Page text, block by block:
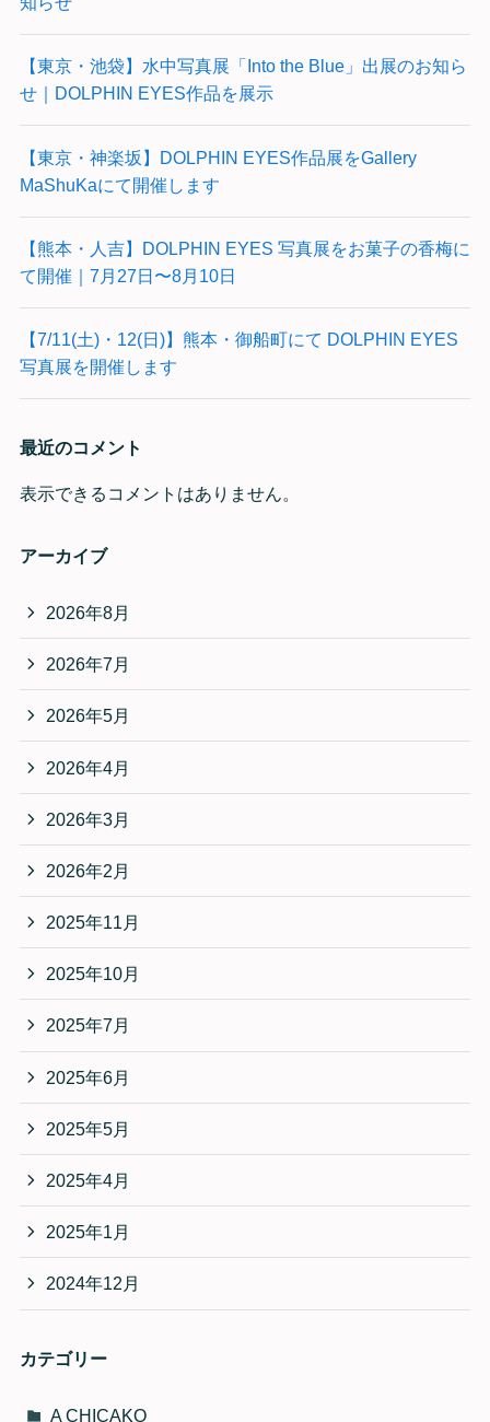
【東京・池袋】水中写真展「Into the Blue」出展のお知ら
せ｜DOLPHIN EYES作品を展示
【東京・神楽坂】DOLPHIN EYES作品展をGallery
MaShuKaにて開催します
【熊本・人吉】DOLPHIN EYES 写真展をお菓子の香梅に
て開催｜7月27日〜8月10日
【7/11(土)・12(日)】熊本・御船町にて DOLPHIN EYES
写真展を開催します
最近のコメント
表示できるコメントはありません。
アーカイブ
2026年8月
2026年7月
2026年5月
2026年4月
2026年3月
2026年2月
2025年11月
2025年10月
2025年7月
2025年6月
2025年5月
2025年4月
2025年1月
2024年12月
カテゴリー
A CHICAKO